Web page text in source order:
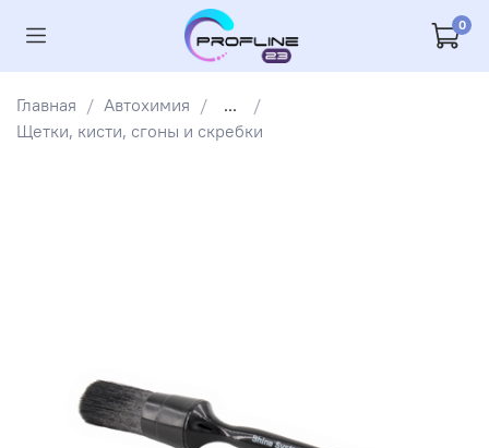
0
Главная Автохимия
...
Щетки, кисти, сгоны и скребки